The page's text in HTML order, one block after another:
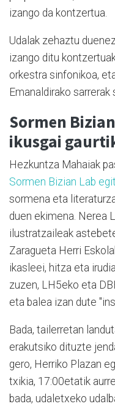
izango da kontzertua.
Udalak zehaztu
izango ditu
orkestra sinfonikoa,
Emanaldirako
Sormen
ikusgai
Hezkuntza Mahaiak
Sormen Bizian Lab
sormena eta
duen ekimena. Nerea
ilustratzaileak
Zaragueta Herri
ikasleei, hitza eta
zuzen, LH5eko eta
eta balea izan dute
Bada, tailerretan
erakutsiko dituzte
gero, Herriko Plazan
txikia, 17:00etatik
bada, udaletxeko